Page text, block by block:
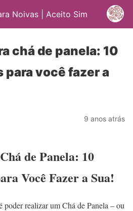
Noivas | Aceito Sim
chá de panela: 10
você fazer a
9 anos atrás
de Panela: 10
Você Fazer a Sua!
poder realizar um Chá de Panela – ou